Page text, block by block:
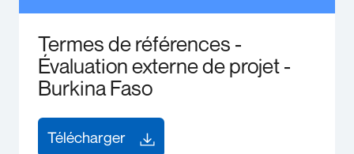
Termes de références -
Évaluation externe de projet -
Burkina Faso
Télécharger